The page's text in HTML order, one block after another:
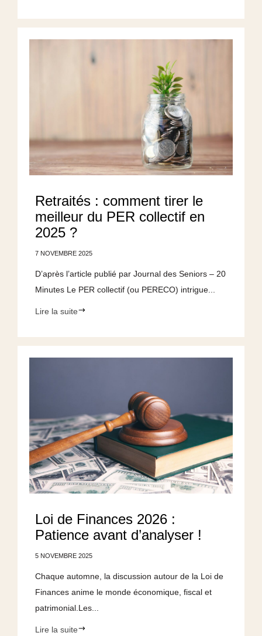
Retraités : comment tirer le
meilleur du PER collectif en
2025 ?
7 NOVEMBRE 2025
D’après l’article publié par Journal des Seniors – 20
Minutes Le PER collectif (ou PERECO) intrigue...
Lire la suite
Loi de Finances 2026 :
Patience avant d’analyser !
5 NOVEMBRE 2025
Chaque automne, la discussion autour de la Loi de
Finances anime le monde économique, fiscal et
patrimonial.Les...
Lire la suite